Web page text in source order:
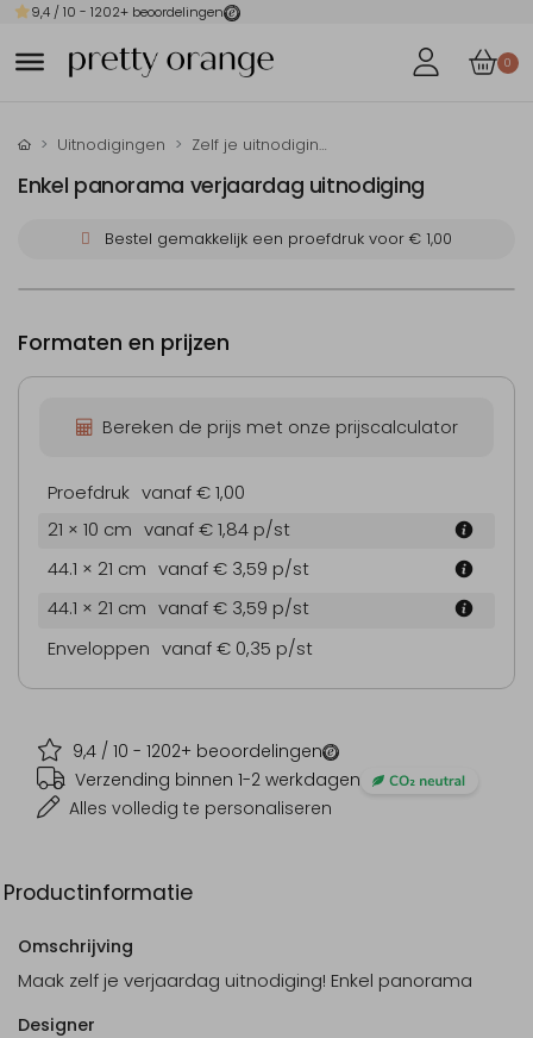
9,4 / 10 - 1202+ beoordelingen
0
Uitnodigingen Zelf je uitnodiging maken
Enkel panorama verjaardag uitnodiging
Bestel gemakkelijk een proefdruk voor € 1,00
9,4 / 10 - 1202+ beoordelingen
Verzending binnen 1-2 werkdagen
Alles volledig te personaliseren
Formaten en prijzen
Bereken de prijs met onze prijscalculator
Proefdruk vanaf € 1,00
21 × 10 cm vanaf € 1,84 p/st
44.1 × 21 cm vanaf € 3,59 p/st
44.1 × 21 cm vanaf € 3,59 p/st
Enveloppen vanaf € 0,35 p/st
Productinformatie
Omschrijving
Maak zelf je verjaardag uitnodiging! Enkel panorama
Designer